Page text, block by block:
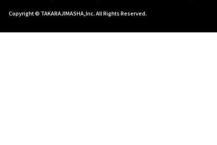
Copyright © TAKARAJIMASHA,Inc. All Rights Reserved.